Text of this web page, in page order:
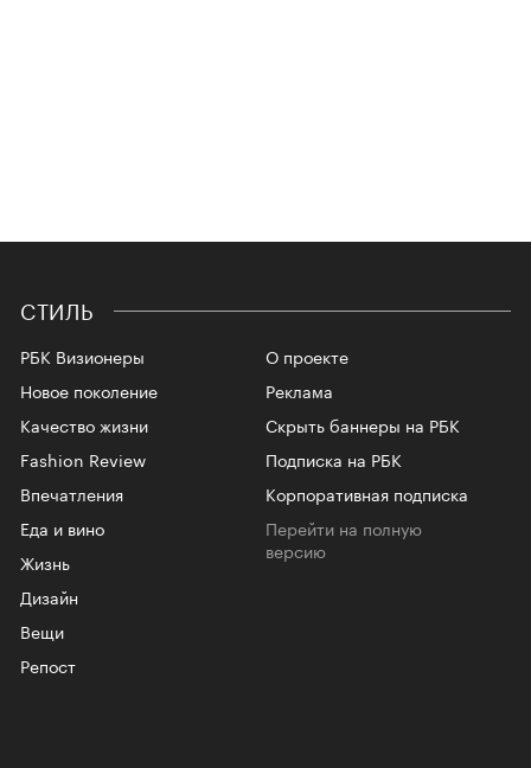
СТИЛЬ
РБК Визионеры
Новое поколение
Качество жизни
Fashion Review
Впечатления
Еда и вино
Жизнь
Дизайн
Вещи
Репост
О проекте
Реклама
Скрыть баннеры на РБК
Подписка на РБК
Корпоративная подписка
Перейти на полную
версию